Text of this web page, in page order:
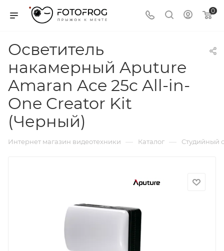
0
Осветитель
накамерный Aputure
Amaran Ace 25c All-in-
One Creator Kit
(Черный)
Интернет магазин видеотехники — Каталог — Студийный